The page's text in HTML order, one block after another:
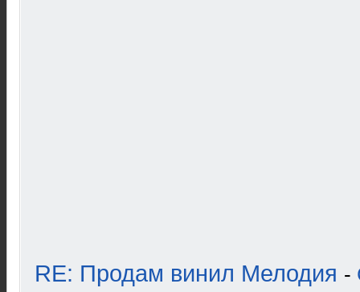
RE: Продам винил Мелодия -